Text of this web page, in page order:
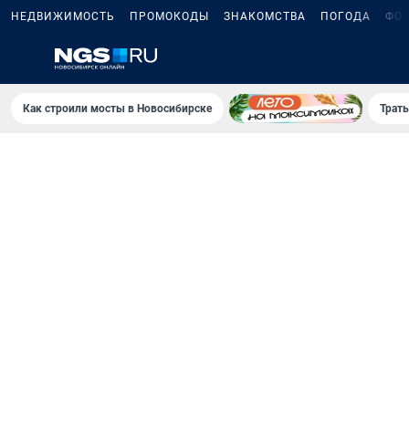
НЕДВИЖИМОСТЬ ПРОМОКОДЫ ЗНАКОМСТВА ПОГОДА
Как строили мосты в Новосибирске